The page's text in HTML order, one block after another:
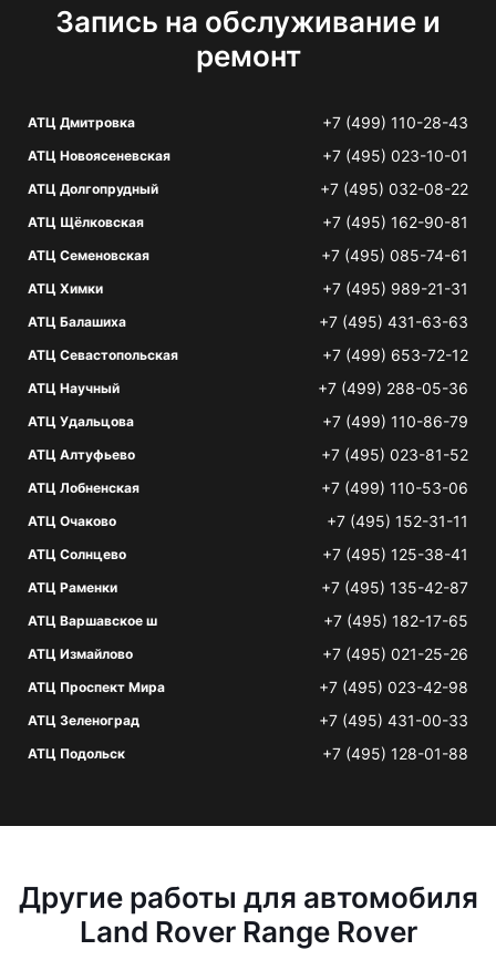
Запись на обслуживание и
ремонт
АТЦ Дмитровка +7 (499) 110-28-43
АТЦ Новоясеневская +7 (495) 023-10-01
АТЦ Долгопрудный +7 (495) 032-08-22
АТЦ Щёлковская +7 (495) 162-90-81
АТЦ Семеновская +7 (495) 085-74-61
АТЦ Химки +7 (495) 989-21-31
АТЦ Балашиха +7 (495) 431-63-63
АТЦ Севастопольская +7 (499) 653-72-12
АТЦ Научный +7 (499) 288-05-36
АТЦ Удальцова +7 (499) 110-86-79
АТЦ Алтуфьево +7 (495) 023-81-52
АТЦ Лобненская +7 (499) 110-53-06
АТЦ Очаково +7 (495) 152-31-11
АТЦ Солнцево +7 (495) 125-38-41
АТЦ Раменки +7 (495) 135-42-87
АТЦ Варшавское ш +7 (495) 182-17-65
АТЦ Измайлово +7 (495) 021-25-26
АТЦ Проспект Мира +7 (495) 023-42-98
АТЦ Зеленоград +7 (495) 431-00-33
АТЦ Подольск +7 (495) 128-01-88
Другие работы для автомобиля
Land Rover Range Rover